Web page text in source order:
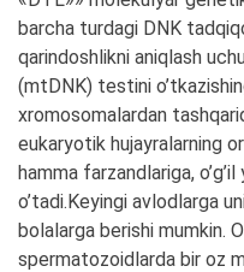
barcha turdagi DNK
qarindoshlikni aniqlash
(mtDNK) testini
xromosomalardan
eukaryotik hujayralarning
hamma farzandlariga,
o’tadi.Keyingi avlodlarga
bolalarga berishi mumkin.
spermatozoidlarda bir oz